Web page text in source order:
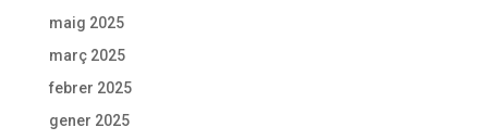
maig 2025
març 2025
febrer 2025
gener 2025